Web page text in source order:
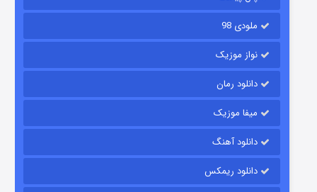
قسمت
ملودی 98
نواز موزیک
دانلود رمان
میفا موزیک
دانلود آهنگ
دانلود ریمکس